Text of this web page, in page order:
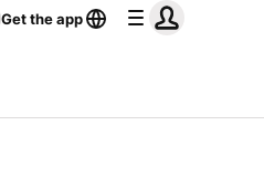
Get the app